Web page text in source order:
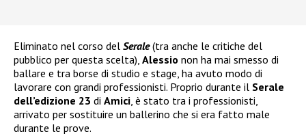
Eliminato nel corso del Serale(tra anche le critiche del
pubblico per questa scelta), Alessio non ha mai smesso di
ballare e tra borse di studio e stage, ha avuto modo di
lavorare con grandi professionisti. Proprio durante il Serale
dell’edizione 23 di Amici, è stato tra i professionisti,
arrivato per sostituire un ballerino che si era fatto male
durante le prove.